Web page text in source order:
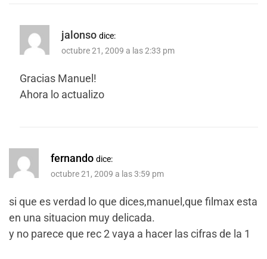
jalonso dice:
octubre 21, 2009 a las 2:33 pm
Gracias Manuel!
Ahora lo actualizo
fernando dice:
octubre 21, 2009 a las 3:59 pm
si que es verdad lo que dices,manuel,que filmax esta
en una situacion muy delicada.
y no parece que rec 2 vaya a hacer las cifras de la 1